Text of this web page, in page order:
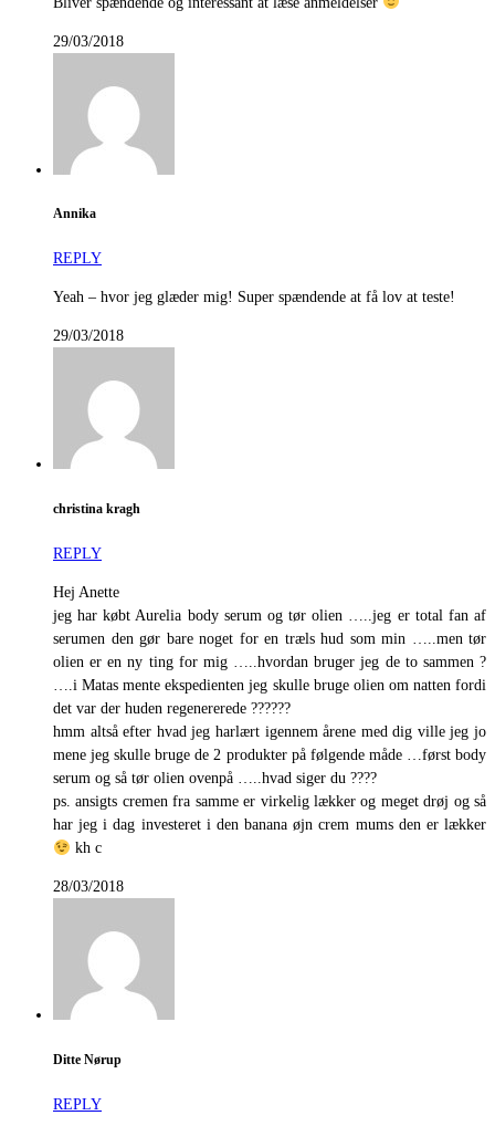
29/03/2018
Annika
REPLY
Yeah – hvor jeg glæder mig! Super spændende at få lov at teste!
29/03/2018
christina kragh
REPLY
Hej Anette
jeg har købt Aurelia body serum og tør olien …..jeg er total fan af
serumen den gør bare noget for en træls hud som min …..men tør
olien er en ny ting for mig …..hvordan bruger jeg de to sammen ?
….i Matas mente ekspedienten jeg skulle bruge olien om natten fordi
det var der huden regenererede ??????
hmm altså efter hvad jeg harlært igennem årene med dig ville jeg jo
mene jeg skulle bruge de 2 produkter på følgende måde …først body
serum og så tør olien ovenpå …..hvad siger du ????
ps. ansigts cremen fra samme er virkelig lækker og meget drøj og så
har jeg i dag investeret i den banana øjn crem mums den er lækker
kh c
28/03/2018
Ditte Nørup
REPLY